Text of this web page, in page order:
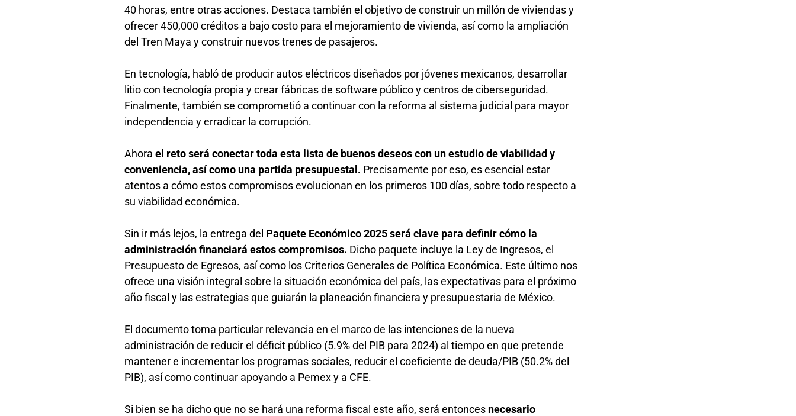
40 horas, entre otras acciones. Destaca también el objetivo de construir un millón de viviendas y
ofrecer 450,000 créditos a bajo costo para el mejoramiento de vivienda, así como la ampliación
del Tren Maya y construir nuevos trenes de pasajeros.
En tecnología, habló de producir autos eléctricos diseñados por jóvenes mexicanos, desarrollar
litio con tecnología propia y crear fábricas de software público y centros de ciberseguridad.
Finalmente, también se comprometió a continuar con la reforma al sistema judicial para mayor
independencia y erradicar la corrupción.
Ahorael reto será conectar toda esta lista de buenos deseos con un estudio de viabilidad y
conveniencia, así como una partida presupuestal. Precisamente por eso, es esencial estar
atentos a cómo estos compromisos evolucionan en los primeros 100 días, sobre todo respecto a
su viabilidad económica.
Sin ir más lejos, la entrega del Paquete Económico 2025 será clave para definir cómo la
administración financiará estos compromisos. Dicho paquete incluye la Ley de Ingresos, el
Presupuesto de Egresos, así como los Criterios Generales de Política Económica. Este último nos
ofrece una visión integral sobre la situación económica del país, las expectativas para el próximo
año fiscal y las estrategias que guiarán la planeación financiera y presupuestaria de México.
El documento toma particular relevancia en el marco de las intenciones de la nueva
administración de reducir el déficit público (5.9% del PIB para 2024) al tiempo en que pretende
mantener e incrementar los programas sociales, reducir el coeficiente de deuda/PIB (50.2% del
PIB), así como continuar apoyando a Pemex y a CFE.
Si bien se ha dicho que no se hará una reforma fiscal este año, será entonces necesario